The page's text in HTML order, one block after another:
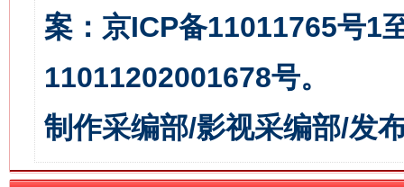
案：京ICP备11011765号1
11011202001678号。
制作采编部/影视采编部/发
习近平的博鳌关键词
魏明亮